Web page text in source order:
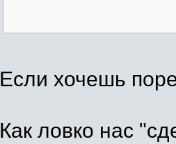
Если хочешь
Как ловко нас